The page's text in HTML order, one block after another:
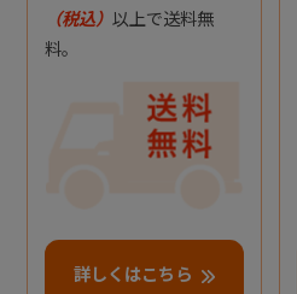
（税込） 以上で送料無
料。
詳しくはこちら